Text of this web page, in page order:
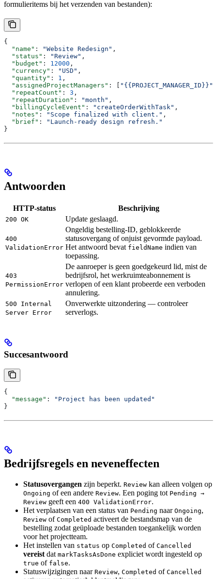
formulieritems bij het verzenden van bestanden):
{
  "name"
: "Website Redesign" ,
  "status"
: "Review" ,
  "budget"
: 12000 ,
  "currency"
: "USD" ,
  "quantity"
: 1 ,
  "assignedProjectManagers"
: [ "{{PROJECT_MANAGER_ID}}"
  "repeatCount"
: 3 ,
  "repeatDuration"
: "month" ,
  "billingCycleEvent"
: "createOrderWithTask" ,
  "notes"
: "Scope finalized with client." ,
  "brief"
:
"Launch-ready design refresh."
}
Antwoorden
HTTP-status Beschrijving
200 OK Update geslaagd.
400
ValidationError
Ongeldig bestelling-ID, geblokkeerde
statusovergang of onjuist gevormde payload.
Het antwoord bevat fieldName indien van
toepassing.
403
PermissionError
De aanroeper is geen goedgekeurd lid, mist de
bedrijfsrol, het werkruimteabonnement is
verlopen of een klant probeerde een verboden
annulering.
500 Internal
Server Error
Onverwerkte uitzondering — controleer
serverlogs.
Succesantwoord
{
  "message"
:
"Project has been updated"
}
Bedrijfsregels en neveneffecten
Statusovergangen zijn beperkt. Review kan alleen volgen op
Ongoing of een andere Review. Een poging tot Pending →
Review geeft een 400 ValidationError.
Het verplaatsen van een status van Pending naar Ongoing,
Review of Completed activeert de bestandsmap van de
bestelling zodat geüploade bestanden toegankelijk worden
voor het projectteam.
Het instellen van status op Completed of Cancelled
vereist dat markTasksAsDone expliciet wordt ingesteld op
true of false.
Statuswijzigingen naar Review, Completed of Cancelled